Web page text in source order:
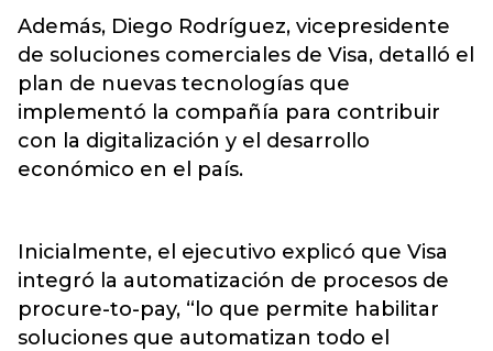
Además, Diego Rodríguez, vicepresidente
de soluciones comerciales de Visa, detalló el
plan de nuevas tecnologías que
implementó la compañía para contribuir
con la digitalización y el desarrollo
económico en el país.
Inicialmente, el ejecutivo explicó que Visa
integró la automatización de procesos de
procure-to-pay, “lo que permite habilitar
soluciones que automatizan todo el